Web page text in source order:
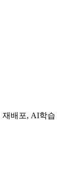
배포, AI학습